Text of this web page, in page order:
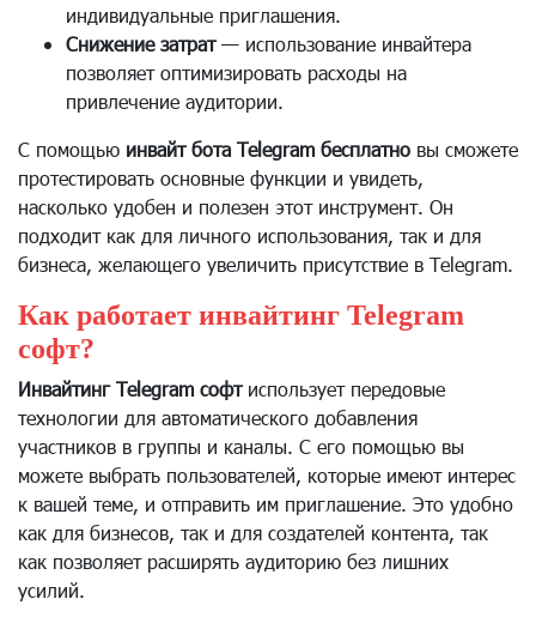
индивидуальные приглашения.
Снижение затрат— использование инвайтера
позволяет оптимизировать расходы на
привлечение аудитории.
С помощью инвайт бота Telegram бесплатно вы сможете
протестировать основные функции и увидеть,
насколько удобен и полезен этот инструмент. Он
подходит как для личного использования, так и для
бизнеса, желающего увеличить присутствие в Telegram.
Как работает инвайтинг Telegram
софт?
Инвайтинг Telegram софтиспользует передовые
технологии для автоматического добавления
участников в группы и каналы. С его помощью вы
можете выбрать пользователей, которые имеют интерес
к вашей теме, и отправить им приглашение. Это удобно
как для бизнесов, так и для создателей контента, так
как позволяет расширять аудиторию без лишних
усилий.